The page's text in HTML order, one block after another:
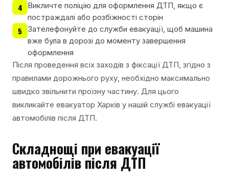
4
Викличте поліцію для оформлення ДТП, якщо є
постраждалі або розбіжності сторін
5
Зателефонуйте до служби евакуації, щоб машина
вже була в дорозі до моменту завершення
оформлення
Після проведення всіх заходів з фіксації ДТП, згідно з
правилами дорожнього руху, необхідно максимально
швидко звільнити проїзну частину. Для цього
викликайте евакуатор Харків у нашій службі евакуації
автомобілів після ДТП.
Складнощі при евакуації
автомобілів після ДТП